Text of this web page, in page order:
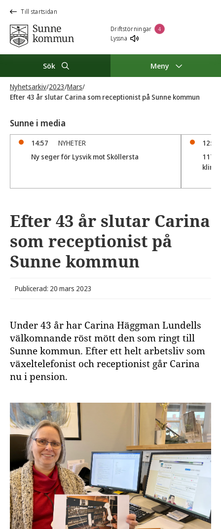
Till startsidan
Driftstörningar 4
Lyssna
Sök Meny
Nyhetsarkiv/2023/Mars/
Efter 43 år slutar Carina som receptionist på Sunne kommun
Sunne i media
14:57
NYHETER
Ny seger för Lysvik mot Sköllersta
12:25
1170
Efter 43 år slutar Carina
som receptionist på
Sunne kommun
Publicerad: 20 mars 2023
Under 43 år har Carina Häggman Lundells
välkomnande röst mött den som ringt till
Sunne kommun. Efter ett helt arbetsliv som
växeltelefonist och receptionist går Carina
nu i pension.